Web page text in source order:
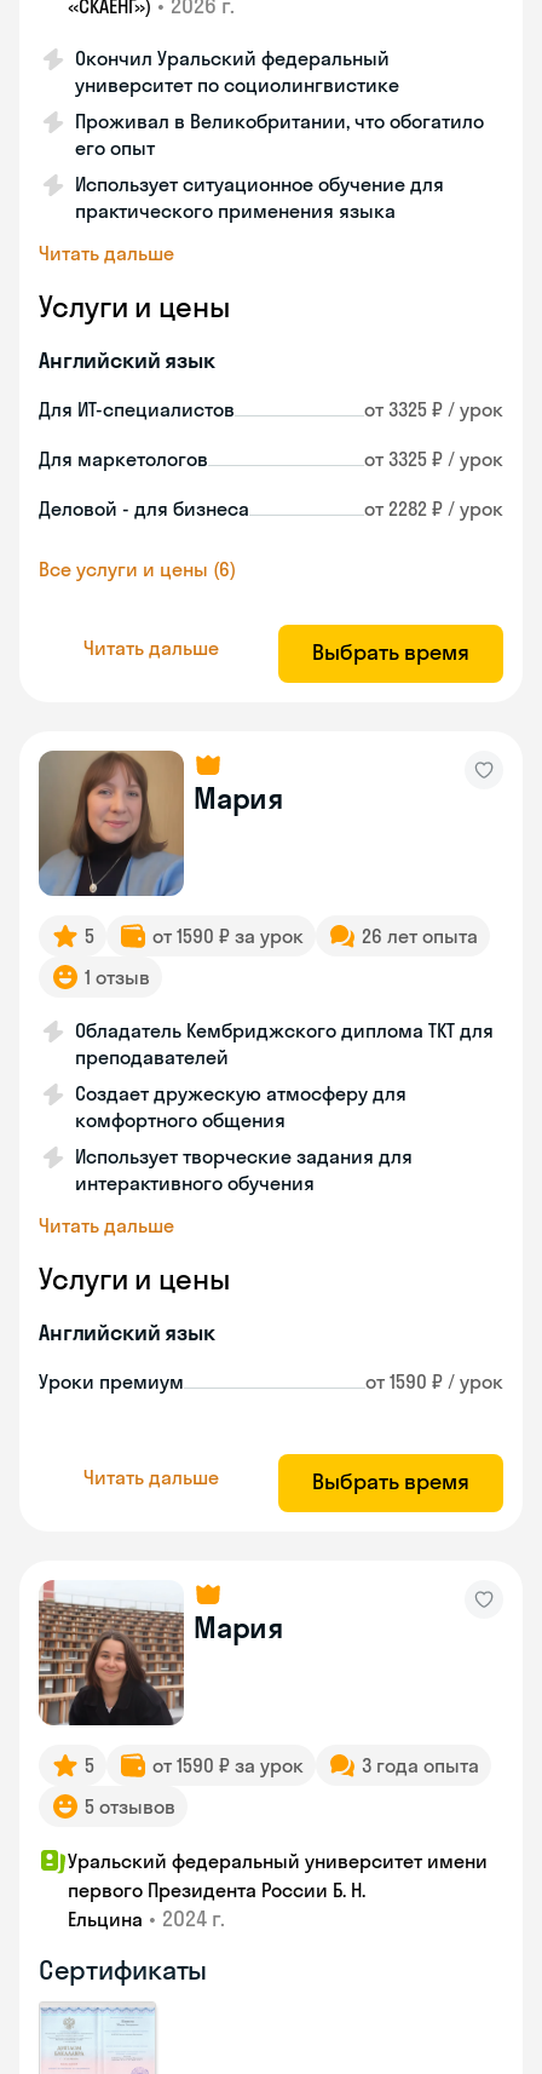
«СКАЕНГ»)
Окончил Уральский федеральный
университет по социолингвистике
Проживал в Великобритании, что обогатило
его опыт
Использует ситуационное обучение для
практического применения языка
Читать дальше
Услуги и цены
Английский язык
Для ИТ-специалистов от 3325 ₽ / урок
Для маркетологов от 3325 ₽ / урок
Деловой - для бизнеса от 2282 ₽ / урок
Все услуги и цены (6)
Читать дальше Выбрать время
Мария
5 от 1590 ₽ за урок
26 лет опыта
1 отзыв
Обладатель Кембриджского диплома ТКТ для
преподавателей
Создает дружескую атмосферу для
комфортного общения
Использует творческие задания для
интерактивного обучения
Читать дальше
Услуги и цены
Английский язык
Уроки премиум от 1590 ₽ / урок
Читать дальше Выбрать время
Мария
5 от 1590 ₽ за урок
3 года опыта
5 отзывов
Уральский федеральный университет имени
первого Президента России Б. Н.
Ельцина • 2024 г.
Сертификаты